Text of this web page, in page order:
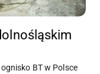
BT w Polsce